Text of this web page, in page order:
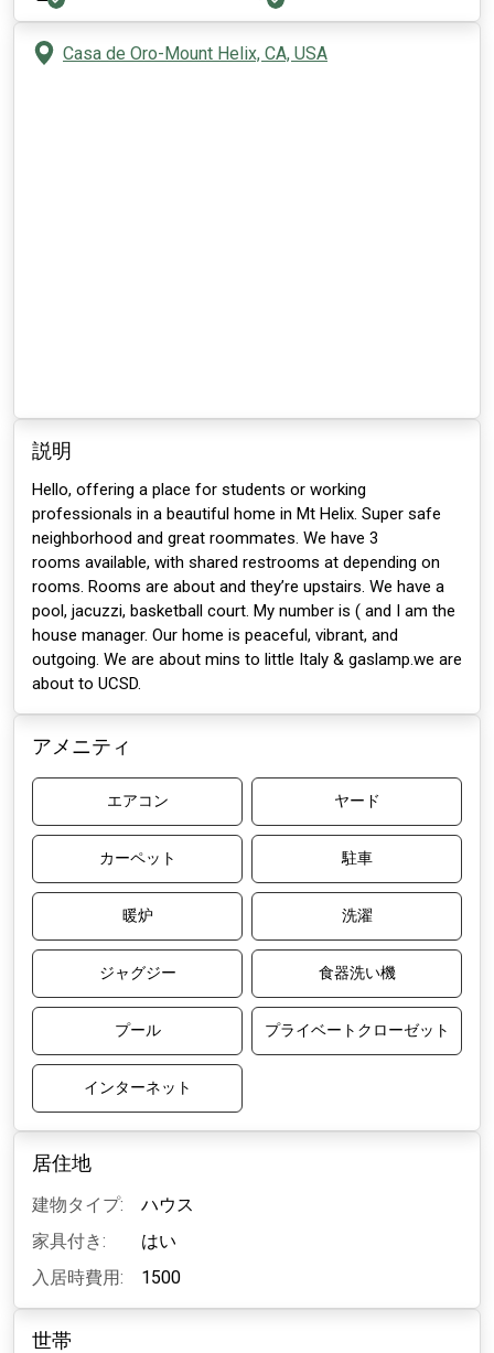
Casa de Oro-Mount Helix, CA, USA
説明
Hello, offering a place for students or working
professionals in a beautiful home in Mt Helix. Super safe
neighborhood and great roommates. We have 3
rooms available, with shared restrooms at depending on
rooms. Rooms are about and they’re upstairs. We have a
pool, jacuzzi, basketball court. My number is ( and I am the
house manager. Our home is peaceful, vibrant, and
outgoing. We are about mins to little Italy & gaslamp.we are
about to UCSD.
アメニティ
エアコン ヤード
カーペット 駐車
暖炉 洗濯
ジャグジー 食器洗い機
プール プライベートクローゼット
インターネット
居住地
建物タイプ:
ハウス
家具付き:
はい
入居時費用:
1500
世帯